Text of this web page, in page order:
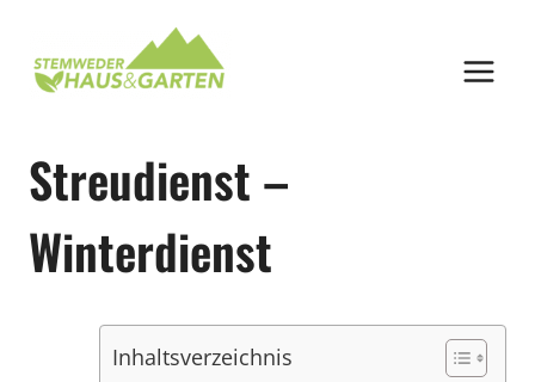
springen
Streudienst –
Winterdienst
Inhaltsverzeichnis